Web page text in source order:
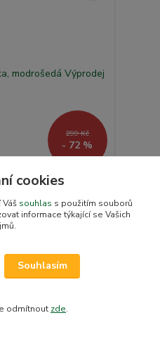
299 Kč
- 72 %
Výprodej
Skladem v e-shopu
cookies
souhlas s použitím souborů
informace týkající se Vašich
Souhlasím
odmítnout zde.